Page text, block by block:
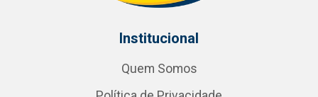
Institucional
Quem Somos